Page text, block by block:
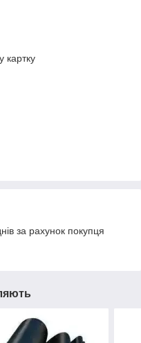
картку
за рахунок покупця